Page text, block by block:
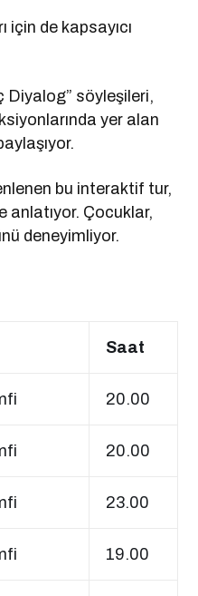
de kapsayıcı
Diyalog” söyleşileri,
yer alan
bu interaktif tur,
anlatıyor. Çocuklar,
deneyimliyor.
Saat
20.00
20.00
23.00
19.00